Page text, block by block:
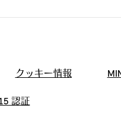
クッキー情報
認証